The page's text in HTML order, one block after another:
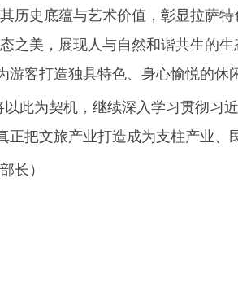
历史底蕴与艺术价值，彰显拉萨
之美，展现人与自然和谐共生的
客打造独具特色、身心愉悦的休
此为契机，继续深入学习贯彻习
把文旅产业打造成为支柱产业、
长）